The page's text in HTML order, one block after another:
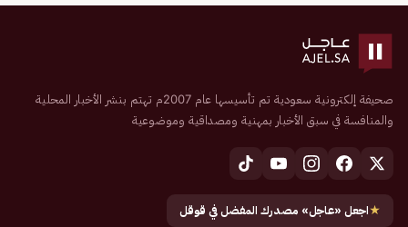
صحيفة إلكترونية سعودية تم تأسيسها عام 2007م تهتم بنشر الأخبار المحلية
والمنافسة في سبق الأخبار بمهنية ومصداقية وموضوعية
★اجعل «عاجل» مصدرك المفضل في قوقل